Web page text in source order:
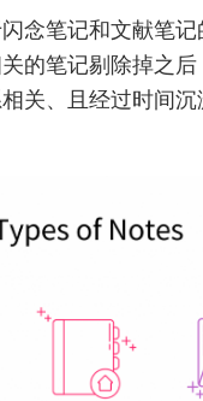
念笔记和文献笔记
的笔记剔除掉之后
关、且经过时间